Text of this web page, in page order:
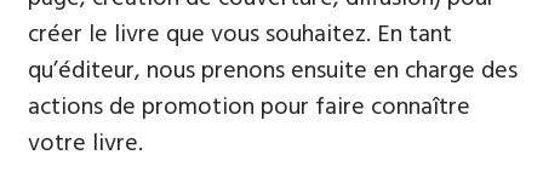
créer le livre que vous souhaitez. En tant
qu’éditeur, nous prenons ensuite en charge des
actions de promotion pour faire connaître
votre livre.